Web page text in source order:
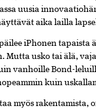
uusia
aika lailla
iPhonen
Mutta usko tai älä,
vanhoille Bond-
kuin
myös rakentamista,